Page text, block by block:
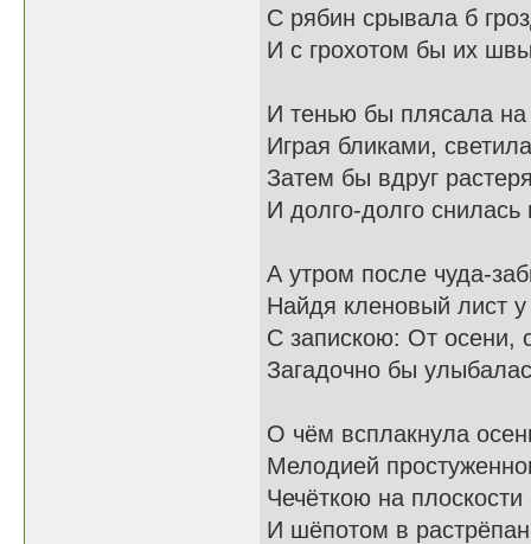
С рябин срывала б
И с грохотом бы их
И тенью бы плясала на
Играя бликами,
Затем бы вдруг
И долго-долго
А утром после чуда-
Найдя кленовый лист у
С запискою: От осени,
Загадочно бы
О чём всплакнула
Мелодией
Чечёткою на
И шёпотом в